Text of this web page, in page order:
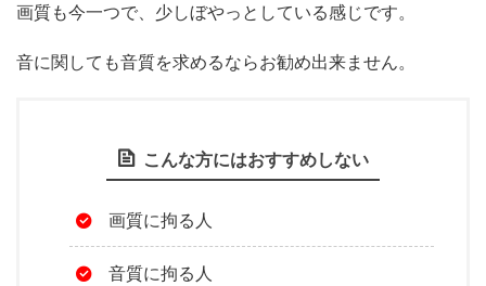
画質も今一つで、少しぼやっとしている感じです。
音に関しても音質を求めるならお勧め出来ません。
こんな方にはおすすめしない
画質に拘る人
音質に拘る人